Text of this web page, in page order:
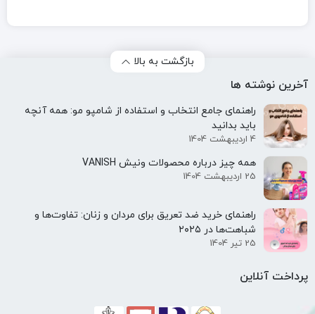
بازگشت به بالا
آخرین نوشته ها
راهنمای جامع انتخاب و استفاده از شامپو مو: همه آنچه
باید بدانید
4 اردیبهشت 1404
همه‌ چیز درباره محصولات ونیش VANISH
25 اردیبهشت 1404
راهنمای خرید ضد تعریق برای مردان و زنان: تفاوت‌ها و
شباهت‌ها در ۲۰۲۵
25 تیر 1404
پرداخت آنلاین